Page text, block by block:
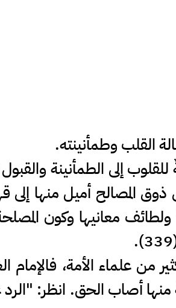
القلب وطمأنينته.
إلى الطمأنينة والقبول
المصالح أميل منها إلى
معانيها وكون
من علماء الأمة، فالإمام
منها أصاب الحق. انظر: